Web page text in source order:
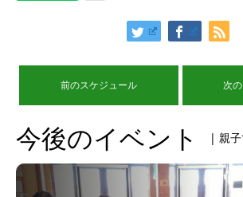
前のスケジュール 次
今後のイベント | 親子